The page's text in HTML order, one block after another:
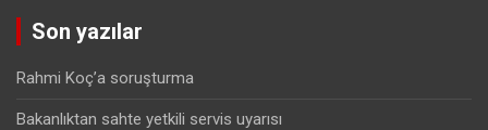
Son yazılar
Rahmi Koç’a soruşturma
Bakanlıktan sahte yetkili servis uyarısı